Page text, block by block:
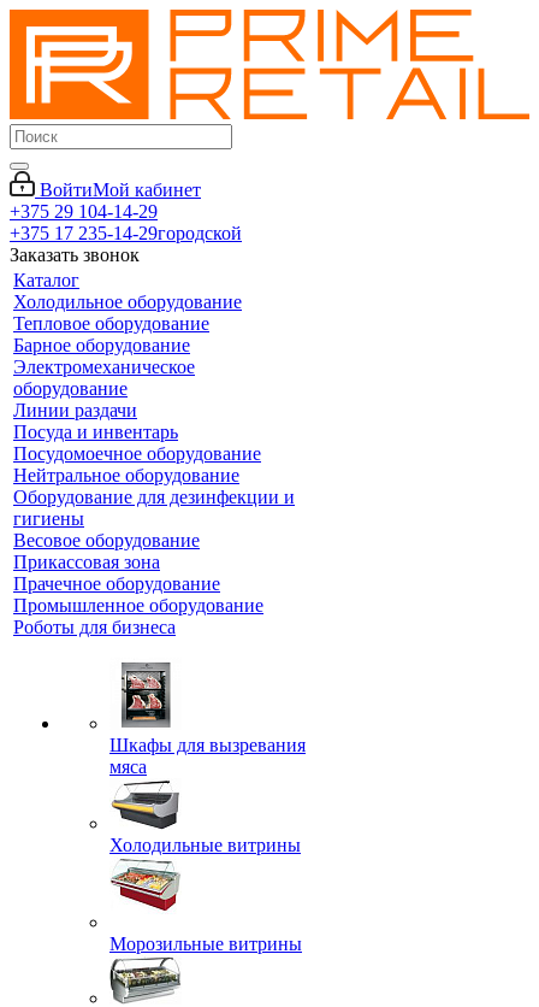
ВойтиМой кабинет
+375 29 104-14-29
+375 17 235-14-29городской
Заказать звонок
Каталог
Холодильное оборудование
Тепловое оборудование
Барное оборудование
Электромеханическое
оборудование
Линии раздачи
Посуда и инвентарь
Посудомоечное оборудование
Нейтральное оборудование
Оборудование для дезинфекции и
гигиены
Весовое оборудование
Прикассовая зона
Прачечное оборудование
Промышленное оборудование
Роботы для бизнеса
Шкафы для вызревания
мяса
Холодильные витрины
Морозильные витрины